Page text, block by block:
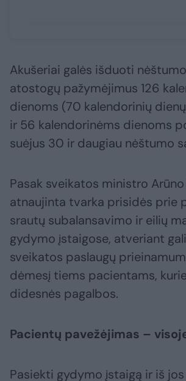
Akušeriai galės išduoti
atostogų pažymėjimus 126
dienoms (70 kalendorinių
ir 56 kalendorinėms dienoms
suėjus 30 ir daugiau nėštumo
Pasak sveikatos ministro Arūno
atnaujinta tvarka prisidės prie
srautų subalansavimo ir eilių
gydymo įstaigose, atveriant
sveikatos paslaugų
dėmesį tiems pacientams,
didesnės pagalbos.
Pacientų pavežėjimas –
Pasiekti gydymo įstaigą ir iš